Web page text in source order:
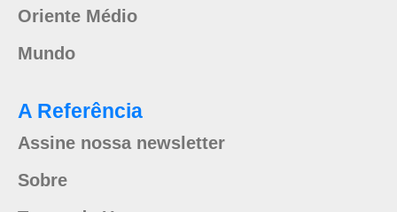
Oriente Médio
Mundo
A Referência
Assine nossa newsletter
Sobre